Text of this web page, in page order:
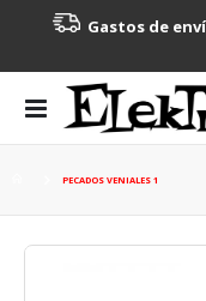
Gastos de
Toggle
Nav
PECADOS VENIALES 1
Saltar